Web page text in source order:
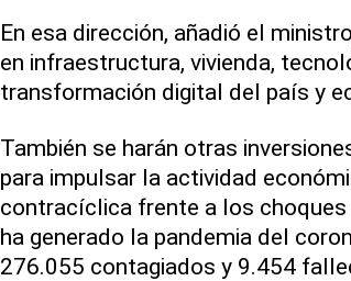
En esa dirección, añadió el
en infraestructura, vivienda,
transformación digital del país y
También se harán otras
para impulsar la actividad
contracíclica frente a los
ha generado la pandemia del
276.055 contagiados y 9.454